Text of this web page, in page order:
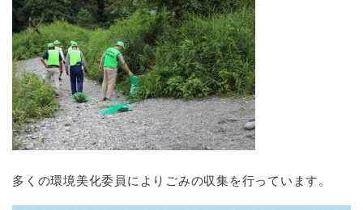
多くの環境美化委員によりごみの収集を行っています。